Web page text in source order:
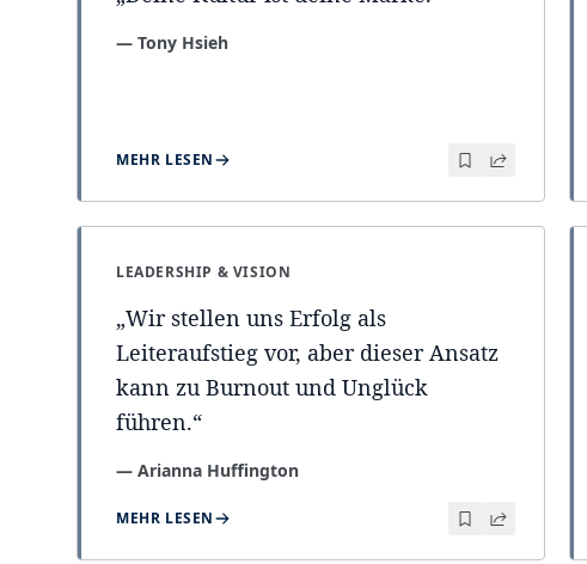
— Tony Hsieh
MEHR LESEN
LEADERSHIP & VISION
„Wir stellen uns Erfolg als
Leiteraufstieg vor, aber dieser Ansatz
kann zu Burnout und Unglück
führen.“
— Arianna Huffington
MEHR LESEN